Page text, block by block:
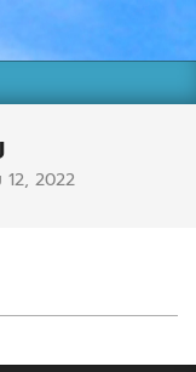
12, 2022